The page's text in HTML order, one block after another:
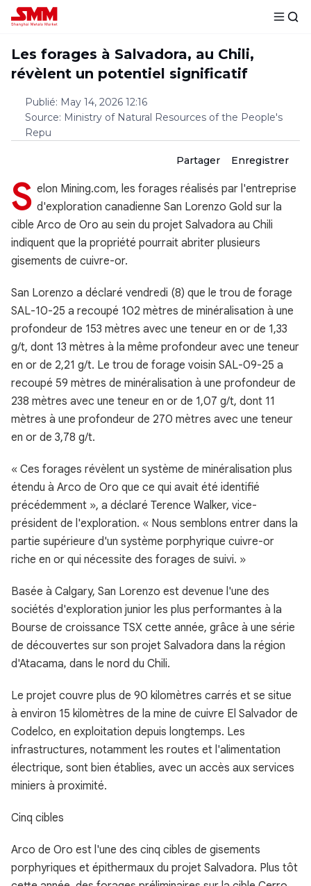
Les forages à Salvadora, au Chili,
révèlent un potentiel significatif
Publié: May 14, 2026 12:16
Source: Ministry of Natural Resources of the People's
Repu
Partager Enregistrer
S elon Mining.com, les forages réalisés par l'entreprise
d'exploration canadienne San Lorenzo Gold sur la
cible Arco de Oro au sein du projet Salvadora au Chili
indiquent que la propriété pourrait abriter plusieurs
gisements de cuivre-or.
San Lorenzo a déclaré vendredi (8) que le trou de forage
SAL-10-25 a recoupé 102 mètres de minéralisation à une
profondeur de 153 mètres avec une teneur en or de 1,33
g/t, dont 13 mètres à la même profondeur avec une teneur
en or de 2,21 g/t. Le trou de forage voisin SAL-09-25 a
recoupé 59 mètres de minéralisation à une profondeur de
238 mètres avec une teneur en or de 1,07 g/t, dont 11
mètres à une profondeur de 270 mètres avec une teneur
en or de 3,78 g/t.
« Ces forages révèlent un système de minéralisation plus
étendu à Arco de Oro que ce qui avait été identifié
précédemment », a déclaré Terence Walker, vice-
président de l'exploration. « Nous semblons entrer dans la
partie supérieure d'un système porphyrique cuivre-or
riche en or qui nécessite des forages de suivi. »
Basée à Calgary, San Lorenzo est devenue l'une des
sociétés d'exploration junior les plus performantes à la
Bourse de croissance TSX cette année, grâce à une série
de découvertes sur son projet Salvadora dans la région
d'Atacama, dans le nord du Chili.
Le projet couvre plus de 90 kilomètres carrés et se situe
à environ 15 kilomètres de la mine de cuivre El Salvador de
Codelco, en exploitation depuis longtemps. Les
infrastructures, notamment les routes et l'alimentation
électrique, sont bien établies, avec un accès aux services
miniers à proximité.
Cinq cibles
Arco de Oro est l'une des cinq cibles de gisements
porphyriques et épithermaux du projet Salvadora. Plus tôt